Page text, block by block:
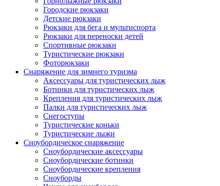
Городские рюкзаки
Детские рюкзаки
Рюкзаки для бега и мультиспорта
Рюкзаки для переноски детей
Спортивные рюкзаки
Туристические рюкзаки
Фоторюкзаки
Снаряжение для зимнего туризма
Аксессуары для туристических лыж
Ботинки для туристических лыж
Крепления для туристических лыж
Палки для туристических лыж
Снегоступы
Туристические коньки
Туристические лыжи
Сноубордическое снаряжение
Сноубордические аксессуары
Сноубордические ботинки
Сноубордические крепления
Сноуборды